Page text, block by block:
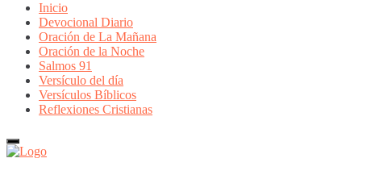
Inicio
Devocional Diario
Oración de La Mañana
Oración de la Noche
Salmos 91
Versículo del día
Versículos Bíblicos
Reflexiones Cristianas